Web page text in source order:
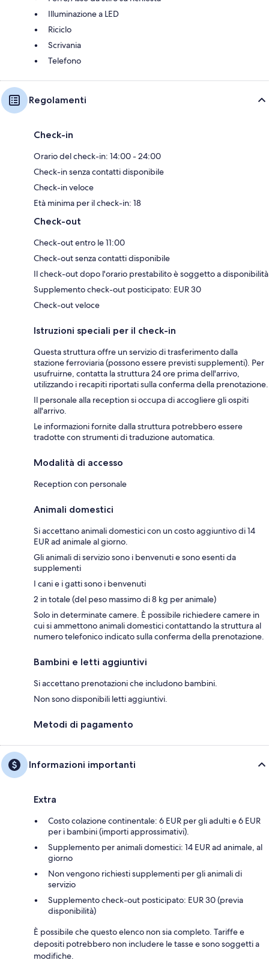
Illuminazione a LED
Riciclo
Scrivania
Telefono
Regolamenti
Check-in
Orario del check-in: 14:00 - 24:00
Check-in senza contatti disponibile
Check-in veloce
Età minima per il check-in: 18
Check-out
Check-out entro le 11:00
Check-out senza contatti disponibile
Il check-out dopo l'orario prestabilito è soggetto a disponibilità
Supplemento check-out posticipato: EUR 30
Check-out veloce
Istruzioni speciali per il check-in
Questa struttura offre un servizio di trasferimento dalla
stazione ferroviaria (possono essere previsti supplementi). Per
usufruirne, contatta la struttura 24 ore prima dell'arrivo,
utilizzando i recapiti riportati sulla conferma della prenotazione.
Il personale alla reception si occupa di accogliere gli ospiti
all'arrivo.
Le informazioni fornite dalla struttura potrebbero essere
tradotte con strumenti di traduzione automatica.
Modalità di accesso
Reception con personale
Animali domestici
Si accettano animali domestici con un costo aggiuntivo di 14
EUR ad animale al giorno.
Gli animali di servizio sono i benvenuti e sono esenti da
supplementi
I cani e i gatti sono i benvenuti
2 in totale (del peso massimo di 8 kg per animale)
Solo in determinate camere. È possibile richiedere camere in
cui si ammettono animali domestici contattando la struttura al
numero telefonico indicato sulla conferma della prenotazione.
Bambini e letti aggiuntivi
Si accettano prenotazioni che includono bambini.
Non sono disponibili letti aggiuntivi.
Metodi di pagamento
Informazioni importanti
Extra
Costo colazione continentale: 6 EUR per gli adulti e 6 EUR
per i bambini (importi approssimativi).
Supplemento per animali domestici: 14 EUR ad animale, al
giorno
Non vengono richiesti supplementi per gli animali di
servizio
Supplemento check-out posticipato: EUR 30 (previa
disponibilità)
È possibile che questo elenco non sia completo. Tariffe e
depositi potrebbero non includere le tasse e sono soggetti a
modifiche.